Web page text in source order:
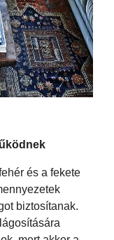
és a fekete
biztosítanak.